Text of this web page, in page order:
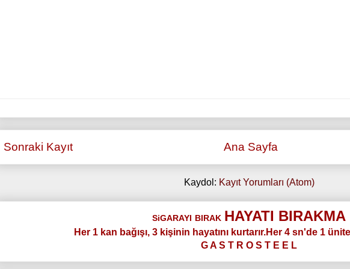
Sonraki Kayıt Ana Sayfa
Kaydol: Kayıt Yorumları (Atom)
SiGARAYI BIRAK HAYATI BIRAKMA
Her 1 kan bağışı, 3 kişinin hayatını kurtarır.Her 4 sn'de 1
G A S T R O S T E E L